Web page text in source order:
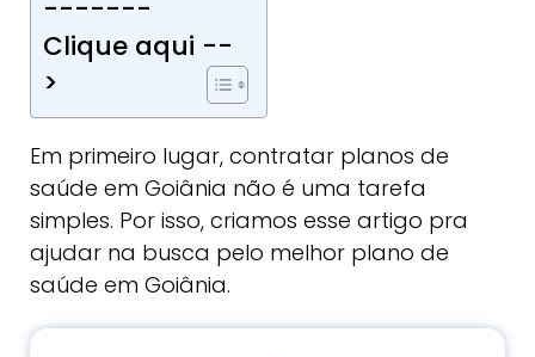
-------
Clique aqui --
>
Em primeiro lugar, contratar planos de
saúde em Goiânia não é uma tarefa
simples. Por isso, criamos esse artigo pra
ajudar na busca pelo melhor plano de
saúde em Goiânia.